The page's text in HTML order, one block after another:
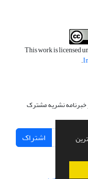
This work is licensed
.
خبرنامه نشریه مشترک
اشتراک